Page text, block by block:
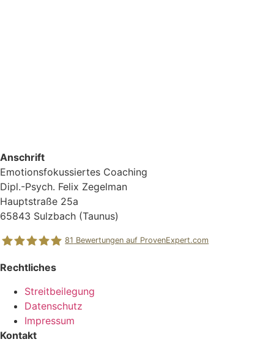
Anschrift
Emotionsfokussiertes Coaching
Dipl.-Psych. Felix Zegelman
Hauptstraße 25a
65843 Sulzbach (Taunus)
81 Bewertungen auf ProvenExpert.com
Rechtliches
Streitbeilegung
Datenschutz
Impressum
Kontakt